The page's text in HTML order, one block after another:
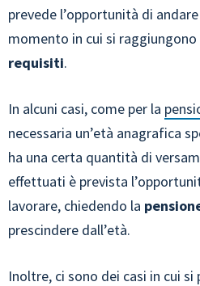
prevede l’opportunità di
momento in cui si
requisiti.
In alcuni casi, come per la
necessaria un’età anagrafica
ha una certa quantità di
effettuati è prevista
lavorare, chiedendo la
prescindere dall’età.
Inoltre, ci sono dei casi in cui